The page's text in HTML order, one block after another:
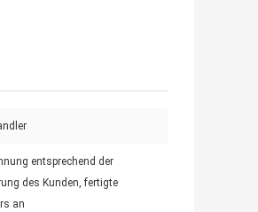
entsprechend der
des Kunden, fertigte
an